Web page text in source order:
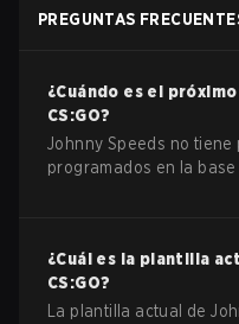
PREGUNTAS
¿Cuándo es el
CS:GO?
Johnny Speeds no
programados en la base
¿Cuál es la plantilla
CS:GO?
La plantilla actual de